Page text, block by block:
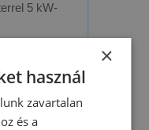
5 kW-
×
használ
zavartalan
és a